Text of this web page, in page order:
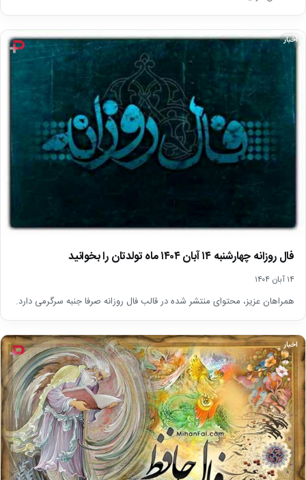
اخبار
فال روزانه چهارشنبه ۱۴ آبان ۱۴۰۴ ماه تولدتان را بخوانید
۱۴ آبان ۱۴۰۴
همراهان عزیز، محتوای منتشر شده در قالب فال روزانه صرفا جنبه سرگرمی دارد.
اخبار